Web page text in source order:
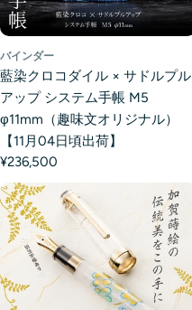
バインダー
藍染クロコダイル × サドルプル
アップ システム手帳 M5
φ11mm（趣味文オリジナル）
【11月04日頃出荷】
¥236,500